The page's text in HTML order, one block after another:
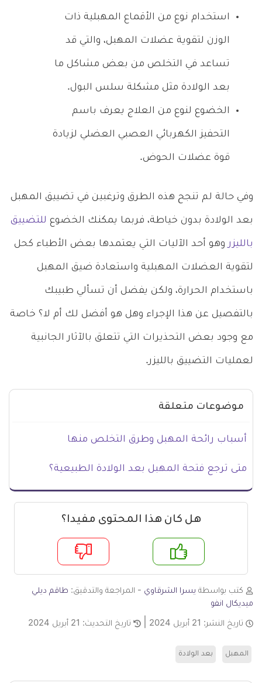
استخدام نوع من الأقماع المهبلية ذات
الوزن لتقوية عضلات المهبل، والتي قد
تساعد في التخلص من بعض مشاكل ما
بعد الولادة مثل مشكلة سلس البول.
الخضوع لنوع من العلاج يعرف باسم
التحفيز الكهربائي العصبي العضلي لزيادة
قوة عضلات الحوض.
وفي حالة لم تنجح هذه الطرق وترغبين في تضييق المهبل
بعد الولادة بدون خياطة، فربما يمكنك الخضوع للتضييق
بالليزر وهو أحد الآليات التي يعتمدها بعض الأطباء كحل
لتقوية العضلات المهبلية واستعادة ضيق المهبل
باستخدام الحرارة، ولكن يفضل أن تسألي طبيبك
بالتفصيل عن هذا الإجراء وهل هو أفضل لك أم لا؟ خاصة
مع وجود بعض التحذيرات التي تتعلق بالآثار الجانبية
لعمليات التضييق بالليزر.
موضوعات متعلقة
أسباب رائحة المهبل وطرق التخلص منها
متى ترجع فتحة المهبل بعد الولادة الطبيعية؟
هل كان هذا المحتوى مفيدا؟
لا
كتب بواسطة يسرا الشرقاوي - المراجعة والتدقيق: طاقم ديلي
ميديكال انفو
تاريخ النشر: 21 أبريل 2024 تاريخ التحديث: 21 أبريل 2024
المهبل بعد الولادة